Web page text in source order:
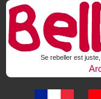
Se rebeller est